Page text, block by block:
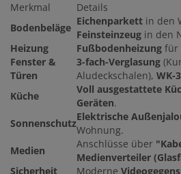
Merkmal
Details
Bodenbeläge
Eichenparkett in den
Feinsteinzeug in den
Heizung
Fußbodenheizung für
Fenster &
Türen
3-fach-Verglasung
Aludeckschalen), WK-
Küche
Voll ausgestattete
Geräten.
Sonnenschutz
Elektrische
Wohnung.
Medien
Anschlüsse über
Medienverteiler
Sicherheit
Moderne